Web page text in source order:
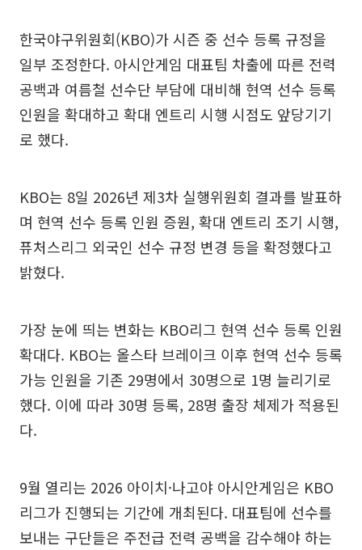
한국야구위원회(KBO)가 시즌 중 선수 등록 규정을
일부 조정한다. 아시안게임 대표팀 차출에 따른 전력
공백과 여름철 선수단 부담에 대비해 현역 선수 등록
인원을 확대하고 확대 엔트리 시행 시점도 앞당기기
로 했다.
KBO는 8일 2026년 제3차 실행위원회 결과를 발표하
며 현역 선수 등록 인원 증원, 확대 엔트리 조기 시행,
퓨처스리그 외국인 선수 규정 변경 등을 확정했다고
밝혔다.
가장 눈에 띄는 변화는 KBO리그 현역 선수 등록 인원
확대다. KBO는 올스타 브레이크 이후 현역 선수 등록
가능 인원을 기존 29명에서 30명으로 1명 늘리기로
했다. 이에 따라 30명 등록, 28명 출장 체제가 적용된
다.
9월 열리는 2026 아이치·나고야 아시안게임은 KBO
리그가 진행되는 기간에 개최된다. 대표팀에 선수를
보내는 구단들은 주전급 전력 공백을 감수해야 하는